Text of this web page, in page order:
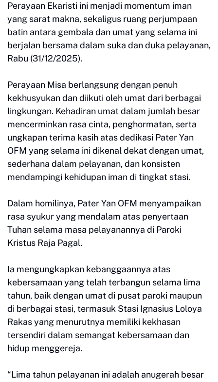
Perayaan Ekaristi ini menjadi momentum iman
yang sarat makna, sekaligus ruang perjumpaan
batin antara gembala dan umat yang selama ini
berjalan bersama dalam suka dan duka pelayanan,
Rabu (31/12/2025).
Perayaan Misa berlangsung dengan penuh
kekhusyukan dan diikuti oleh umat dari berbagai
lingkungan. Kehadiran umat dalam jumlah besar
mencerminkan rasa cinta, penghormatan, serta
ungkapan terima kasih atas dedikasi Pater Yan
OFM yang selama ini dikenal dekat dengan umat,
sederhana dalam pelayanan, dan konsisten
mendampingi kehidupan iman di tingkat stasi.
Dalam homilinya, Pater Yan OFM menyampaikan
rasa syukur yang mendalam atas penyertaan
Tuhan selama masa pelayanannya di Paroki
Kristus Raja Pagal.
Ia mengungkapkan kebanggaannya atas
kebersamaan yang telah terbangun selama lima
tahun, baik dengan umat di pusat paroki maupun
di berbagai stasi, termasuk Stasi Ignasius Loloya
Rakas yang menurutnya memiliki kekhasan
tersendiri dalam semangat kebersamaan dan
hidup menggereja.
“Lima tahun pelayanan ini adalah anugerah besar